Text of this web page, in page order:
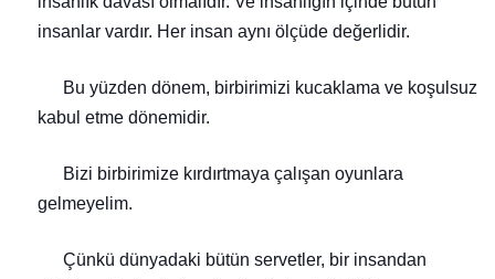
insanlar vardır. Her insan aynı ölçüde değerlidir.
Bu yüzden dönem, birbirimizi kucaklama ve koşulsuz
kabul etme dönemidir.
Bizi birbirimize kırdırtmaya çalışan oyunlara
gelmeyelim.
Çünkü dünyadaki bütün servetler, bir insandan